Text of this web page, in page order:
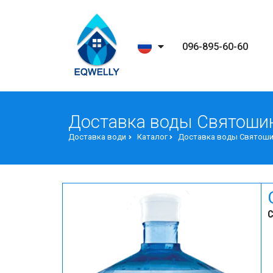
096-895-60-60
Доставка воды
Доставка води Каталог Доставка воды